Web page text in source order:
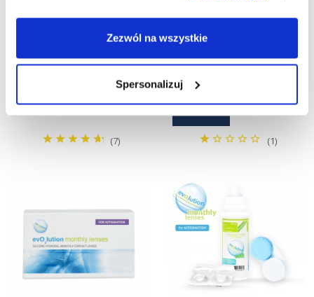
Zezwól na wszystkie
Spersonalizuj
evO2lution monthly lenses
6 szt. - wyprzedaż
30,00 zł
Soczewki miesięczne
evO2lution monthly lenses
multifocal 6 szt.
Cena
153,99 zł
(7) (1)